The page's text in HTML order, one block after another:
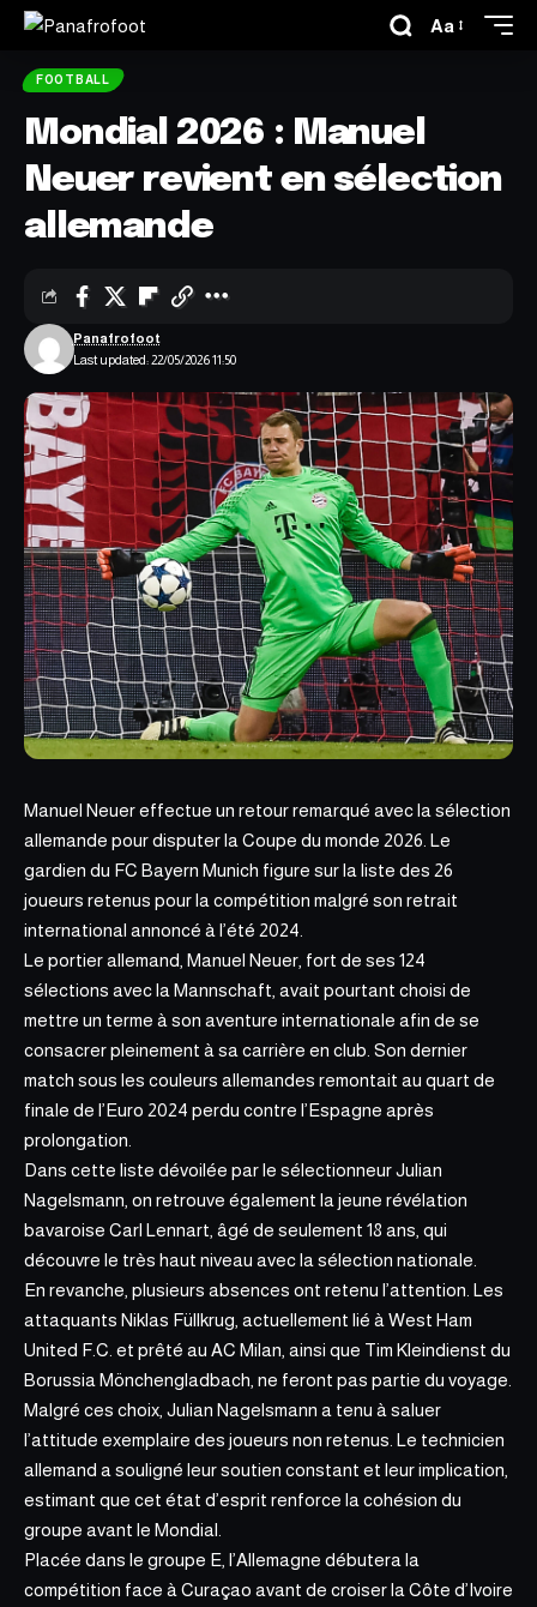
Aa
FOOTBALL
Mondial 2026 : Manuel
Neuer revient en sélection
allemande
Last updated: 22/05/2026 11:50
Panafrofoot
Manuel Neuer effectue un retour remarqué avec la sélection
allemande pour disputer la Coupe du monde 2026. Le
gardien du FC Bayern Munich figure sur la liste des 26
joueurs retenus pour la compétition malgré son retrait
international annoncé à l’été 2024.
Le portier allemand, Manuel Neuer, fort de ses 124
sélections avec la Mannschaft, avait pourtant choisi de
mettre un terme à son aventure internationale afin de se
consacrer pleinement à sa carrière en club. Son dernier
match sous les couleurs allemandes remontait au quart de
finale de l’Euro 2024 perdu contre l’Espagne après
prolongation.
Dans cette liste dévoilée par le sélectionneur Julian
Nagelsmann , on retrouve également la jeune révélation
bavaroise Carl Lennart, âgé de seulement 18 ans, qui
découvre le très haut niveau avec la sélection nationale.
En revanche, plusieurs absences ont retenu l’attention. Les
attaquants Niklas Füllkrug, actuellement lié à West Ham
United F.C. et prêté au AC Milan, ainsi que Tim Kleindienst du
Borussia Mönchengladbach, ne feront pas partie du voyage.
Malgré ces choix, Julian Nagelsmann a tenu à saluer
l’attitude exemplaire des joueurs non retenus. Le technicien
allemand a souligné leur soutien constant et leur implication,
estimant que cet état d’esprit renforce la cohésion du
groupe avant le Mondial.
Placée dans le groupe E, l’Allemagne débutera la
compétition face à Curaçao avant de croiser la Côte d’Ivoire